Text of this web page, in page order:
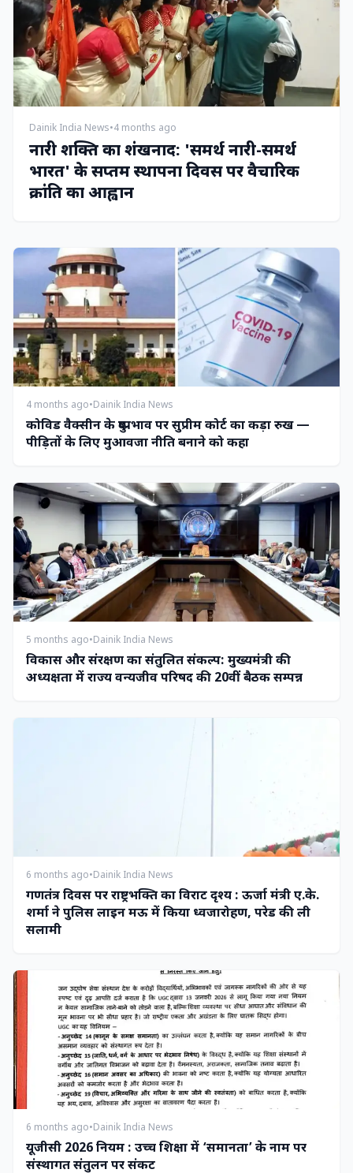
Dainik India News•4 months ago
नारी शक्ति का शंखनाद: 'समर्थ नारी-समर्थ
भारत' के सप्तम स्थापना दिवस पर वैचारिक
क्रांति का आह्वान
4 months ago•Dainik India News
कोविड वैक्सीन के दुष्प्रभाव पर सुप्रीम कोर्ट का कड़ा रुख —
पीड़ितों के लिए मुआवजा नीति बनाने को कहा
5 months ago•Dainik India News
विकास और संरक्षण का संतुलित संकल्प: मुख्यमंत्री की
अध्यक्षता में राज्य वन्यजीव परिषद की 20वीं बैठक सम्पन्न
6 months ago•Dainik India News
गणतंत्र दिवस पर राष्ट्रभक्ति का विराट दृश्य : ऊर्जा मंत्री ए.के.
शर्मा ने पुलिस लाइन मऊ में किया ध्वजारोहण, परेड की ली
सलामी
6 months ago•Dainik India News
यूजीसी 2026 नियम : उच्च शिक्षा में ‘समानता’ के नाम पर
संस्थागत संतुलन पर संकट